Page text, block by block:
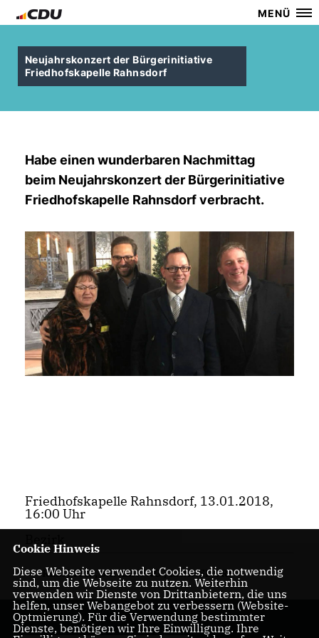
MENÜ
Neujahrskonzert der Bürgerinitiative
Friedhofskapelle Rahnsdorf
Habe einen wunderbaren Nachmittag
beim Neujahrskonzert der Bürgerinitiative
Friedhofskapelle Rahnsdorf verbracht.
Friedhofskapelle Rahnsdorf, 13.01.2018,
16:00 Uhr
RELIGION,SANIERUNG,RAHNSDORF
Cookie Hinweis
Diese Webseite verwendet Cookies, die notwendig
sind, um die Webseite zu nutzen. Weiterhin
verwenden wir Dienste von Drittanbietern, die uns
helfen, unser Webangebot zu verbessern (Website-
Optmierung). Für die Verwendung bestimmter
Dienste, benötigen wir Ihre Einwilligung. Ihre